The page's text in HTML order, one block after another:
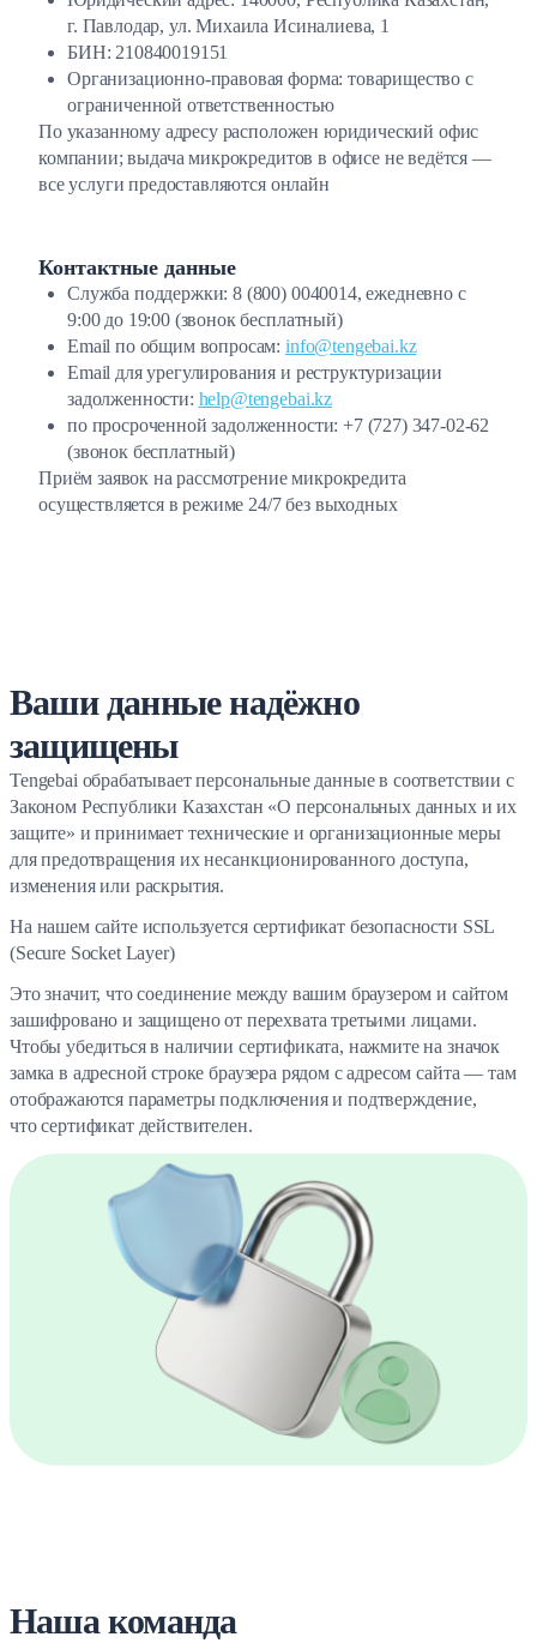
г. Павлодар, ул. Михаила Исиналиева, 1
БИН: 210840019151
Организационно-правовая форма: товарищество с
ограниченной ответственностью
По указанному адресу расположен юридический офис
компании; выдача микрокредитов в офисе не ведётся —
все услуги предоставляются онлайн
Контактные данные
Служба поддержки: 8 (800) 0040014, ежедневно с
9:00 до 19:00 (звонок бесплатный)
Email по общим вопросам: info@tengebai.kz
Email для урегулирования и реструктуризации
задолженности: help@tengebai.kz
по просроченной задолженности: +7 (727) 347-02-62
(звонок бесплатный)
Приём заявок на рассмотрение микрокредита
осуществляется в режиме 24/7 без выходных
Ваши данные надёжно
защищены
Tengebai обрабатывает персональные данные в соответствии с
Законом Республики Казахстан «О персональных данных и их
защите» и принимает технические и организационные меры
для предотвращения их несанкционированного доступа,
изменения или раскрытия.
На нашем сайте используется сертификат безопасности SSL
(Secure Socket Layer)
Это значит, что соединение между вашим браузером и сайтом
зашифровано и защищено от перехвата третьими лицами.
Чтобы убедиться в наличии сертификата, нажмите на значок
замка в адресной строке браузера рядом с адресом сайта — там
отображаются параметры подключения и подтверждение,
что сертификат действителен.
Наша команда